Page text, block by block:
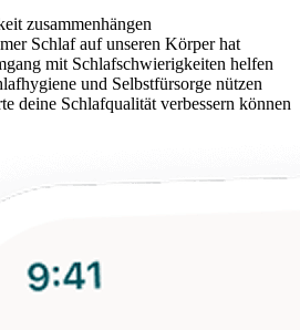
zusammenhängen
Schlaf auf unseren Körper hat
mit Schlafschwierigkeiten helfen
und Selbstfürsorge nützen
deine Schlafqualität verbessern können